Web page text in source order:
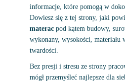
informacje, które pomogą w
Dowiesz się z tej strony, jaki
materac pod kątem budowy,
wykonany, wysokości, materiału
twardości.
Bez presji i stresu ze strony
mógł przemyśleć najlepsze dla